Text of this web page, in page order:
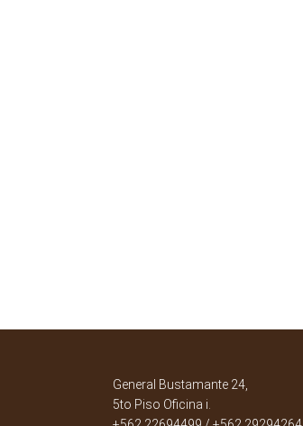
General Bustamante 24,
5to Piso Oficina i.